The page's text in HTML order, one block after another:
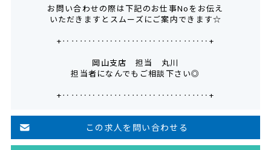
お問い合わせの際は下記のお仕事Noをお伝え
いただきますとスムーズにご案内できます☆
+‥‥‥‥‥‥‥‥‥‥‥‥‥‥‥‥‥+
岡山支店 担当 丸川
担当者になんでもご相談下さい◎
+‥‥‥‥‥‥‥‥‥‥‥‥‥‥‥‥‥+
この求人を問い合わせる